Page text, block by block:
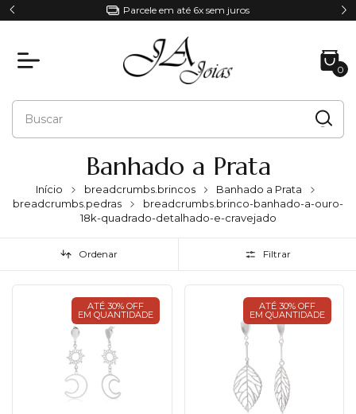
Parcele em até 6x sem juros
0
Banhado a Prata
Início breadcrumbs.brincos
Banhado a Prata
breadcrumbs.pedras
breadcrumbs.brinco-banhado-a-ouro-
18k-quadrado-detalhado-e-cravejado
Ordenar Filtrar
ATÉ 30% OFF
EM QUANTIDADE
ATÉ 30% OFF
EM QUANTIDADE